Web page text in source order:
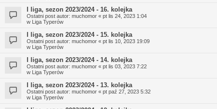
I liga, sezon 2023/2024 - 16. kolejka
Ostatni post autor: muchomor « pt lis 24, 2023 1:04
w Liga Typerów
I liga, sezon 2023/2024 - 15. kolejka
Ostatni post autor: muchomor « pt lis 10, 2023 19:09
w Liga Typerów
I liga, sezon 2023/2024 - 14. kolejka
Ostatni post autor: muchomor « pt lis 03, 2023 7:22
w Liga Typerów
I liga, sezon 2023/2024 - 13. kolejka
Ostatni post autor: muchomor « pt paź 27, 2023 5:32
w Liga Typerów